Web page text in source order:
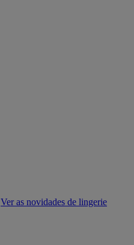
Ver as novidades de lingerie